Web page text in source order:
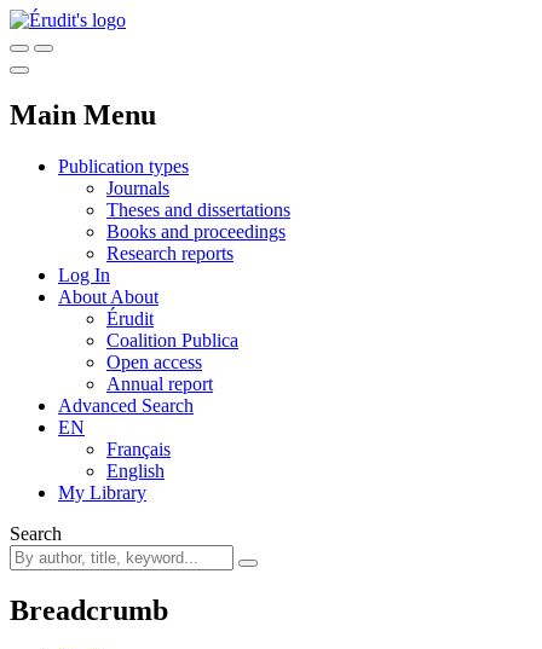
Main Menu
Publication types
Journals
Theses and dissertations
Books and proceedings
Research reports
Log In
About About
Érudit
Coalition Publica
Open access
Annual report
Advanced Search
EN
Français
English
My Library
Search
Breadcrumb